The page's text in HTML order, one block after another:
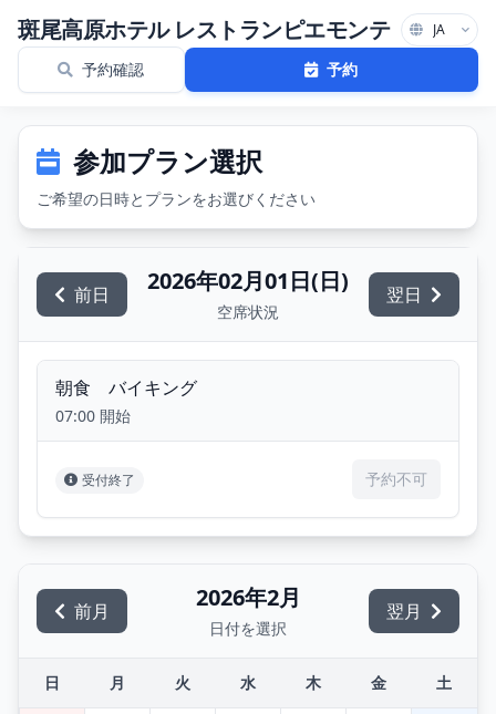
メインコンテンツにスキップ
斑尾高原ホテル レストランピエモンテ
予約確認 予約
現在のページ: プランを選択
参加プラン選択
ご希望の日時とプランをお選びください
前日 2026年02月01日(日)
空席状況
翌日
朝食 バイキング
07:00 開始
受付終了 予約不可
前月 2026年2月
日付を選択
翌月
日 月 火 水 木 金 土